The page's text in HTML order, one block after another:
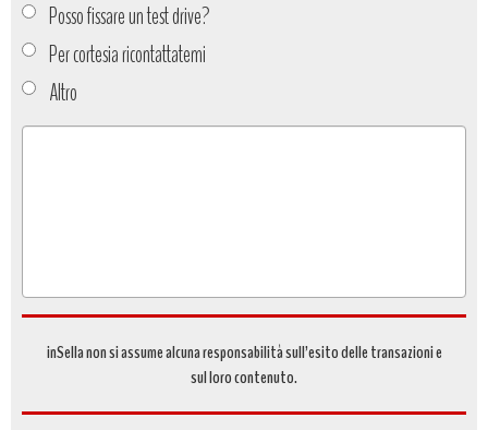
Posso fissare un test drive?
Per cortesia ricontattatemi
Altro
Tipo
inSella non si assume alcuna responsabilità sull’esito delle transazioni e
sul loro contenuto.